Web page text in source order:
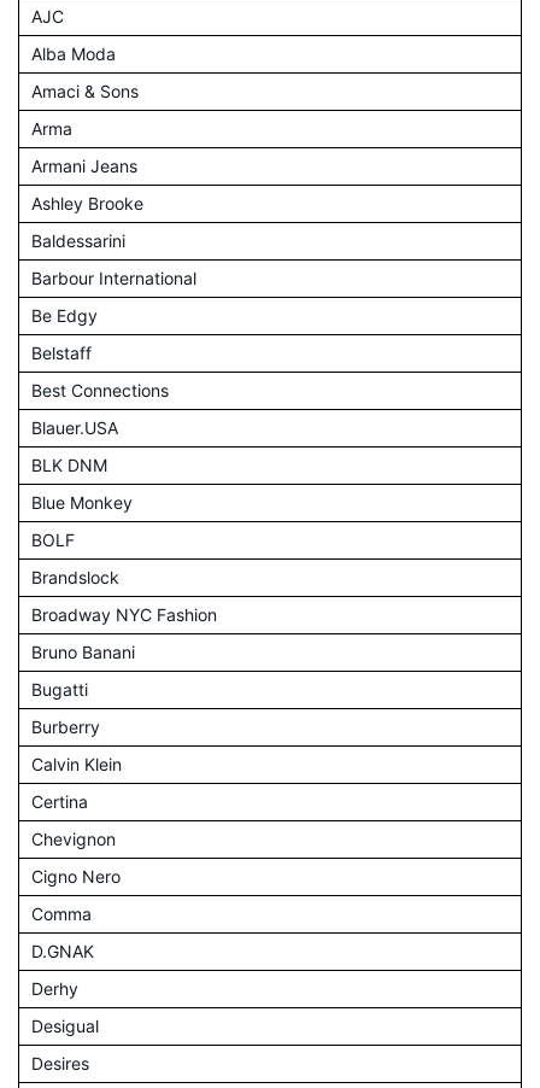
AJC
Alba Moda
Amaci & Sons
Arma
Armani Jeans
Ashley Brooke
Baldessarini
Barbour International
Be Edgy
Belstaff
Best Connections
Blauer.USA
BLK DNM
Blue Monkey
BOLF
Brandslock
Broadway NYC Fashion
Bruno Banani
Bugatti
Burberry
Calvin Klein
Certina
Chevignon
Cigno Nero
Comma
D.GNAK
Derhy
Desigual
Desires